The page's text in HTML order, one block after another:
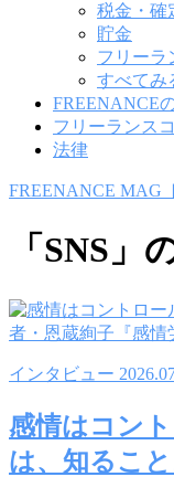
税金・確
貯金
フリーラ
すべてみ
FREENANCE
フリーランス
法律
FREENANCE MAG
「SNS」
インタビュー
感情はコン
は、知るこ